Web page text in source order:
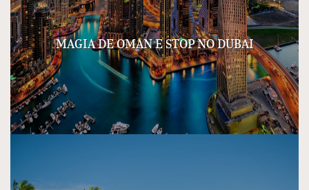
MAGIA DE OMAN E STOP NO DUBAI